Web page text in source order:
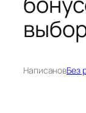
НаписановБез